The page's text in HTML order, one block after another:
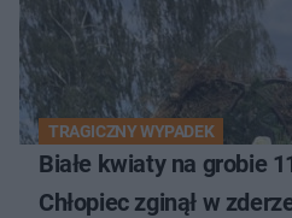
TRAGICZNY WYPADEK
Białe kwiaty na grobie
Chłopiec zginął w